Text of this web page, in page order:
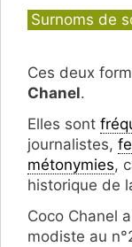
Catégories
Surnoms de
Ces deux
Chanel.
Elles sont
journalistes,
métonymies,
historique de
Coco Chanel
modiste au